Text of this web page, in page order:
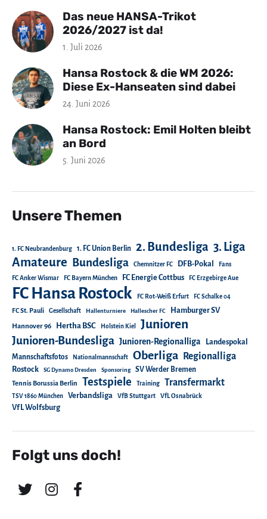
Das neue HANSA-Trikot
2026/2027 ist da!
1. Juli 2026
Hansa Rostock & die WM 2026:
Diese Ex-Hanseaten sind dabei
24. Juni 2026
Hansa Rostock: Emil Holten bleibt
an Bord
5. Juni 2026
Unsere Themen
1. FC Neubrandenburg 1. FC Union Berlin 2. Bundesliga 3. Liga
Amateure Bundesliga Chemnitzer FC DFB-Pokal Fans
FC Anker Wismar FC Bayern München FC Energie Cottbus FC Erzgebirge Aue
FC Hansa Rostock FC Rot-Weiß Erfurt FC Schalke 04
FC St. Pauli Gesellschaft Hallenturniere Hallescher FC Hamburger SV
Hannover 96 Hertha BSC Holstein Kiel Junioren
Junioren-Bundesliga Junioren-Regionalliga
Landespokal
Mannschaftsfotos
Nationalmannschaft Oberliga Regionalliga
Rostock SG Dynamo Dresden Sponsoring SV Werder Bremen
Tennis Borussia Berlin Testspiele Training Transfermarkt
TSV 1860 München Verbandsliga VfB Stuttgart VfL Osnabrück
VfL Wolfsburg
Folgt uns doch!